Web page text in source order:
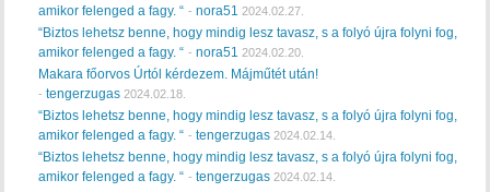
amikor felenged a fagy. “ -nora51 2024.02.27.
“Biztos lehetsz benne, hogy mindig lesz tavasz, s a folyó újra folyni fog,
amikor felenged a fagy. “ -nora51 2024.02.20.
Makara főorvos Úrtól kérdezem. Májműtét után!
-tengerzugas 2024.02.18.
“Biztos lehetsz benne, hogy mindig lesz tavasz, s a folyó újra folyni fog,
amikor felenged a fagy. “ -tengerzugas 2024.02.14.
“Biztos lehetsz benne, hogy mindig lesz tavasz, s a folyó újra folyni fog,
amikor felenged a fagy. “ -tengerzugas 2024.02.14.